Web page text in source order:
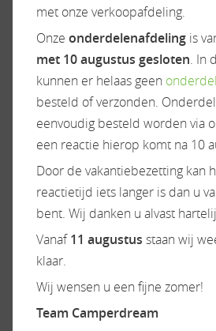
Schoonmaken buiten: € 250
gratis bijgehouden), Extern
Schoonmaken binnen: € 250
gratis bijgehouden), Extern
Kosten voor alle reparaties zijn
met u en op basis van een
Kosten voor APK of technisch
van een prijsopgave (alleen na
verkoop)
Voor een totale
vochtcontrole zijn de kosten €
materiaal.
En hoe verder als uw camper/
Als uw camper is verkocht
met onze verkoopafdeling.
Onze onderdelenafdeling is
met 10 augustus gesloten. In
kunnen er helaas geen
besteld of verzonden.
eenvoudig besteld worden via
een reactie hierop komt na 10
Door de vakantiebezetting kan
reactietijd iets langer is dan u
bent. Wij danken u alvast
Vanaf11 augustus staan wij
klaar.
Wij wensen u een fijne zomer!
Team Camperdream